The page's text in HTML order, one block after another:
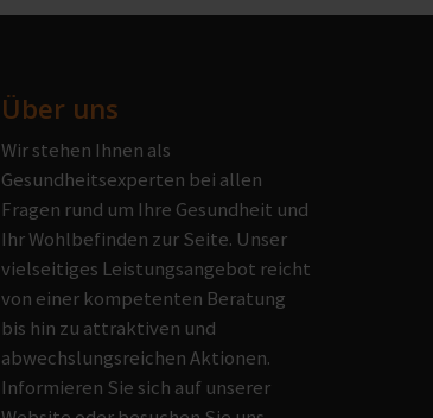
Über uns
Wir stehen Ihnen als
Gesundheitsexperten bei allen
Fragen rund um Ihre Gesundheit und
Ihr Wohlbefinden zur Seite. Unser
vielseitiges Leistungsangebot reicht
von einer kompetenten Beratung
bis hin zu attraktiven und
abwechslungsreichen Aktionen.
Informieren Sie sich auf unserer